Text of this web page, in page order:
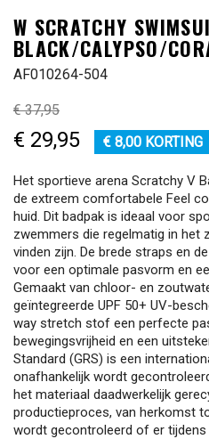
W SCRATCHY
BLACK/CALYPSO/
AF010264-504
€ 37,95
€ 29,95 € 8,00 KORTING
Het sportieve arena Scratchy V
de extreem comfortabele Feel
huid. Dit badpak is ideaal voor
zwemmers die regelmatig in het
vinden zijn. De brede straps en
voor een optimale pasvorm en
Gemaakt van chloor- en
geïntegreerde UPF 50+ UV-
way stretch stof een perfecte
bewegingsvrijheid en een
Standard (GRS) is een
onafhankelijk wordt
het materiaal daadwerkelijk
productieproces, van herkomst
wordt gecontroleerd of er